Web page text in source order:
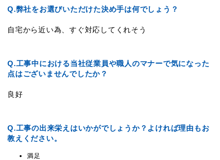
Q.弊社をお選びいただけた決め手は何でしょう？
自宅から近い為、すぐ対応してくれそう
Q.工事中における当社従業員や職人のマナーで気になった
点はございませんでしたか？
良好
Q.工事の出来栄えはいかがでしょうか？よければ理由もお
教えください。
満足